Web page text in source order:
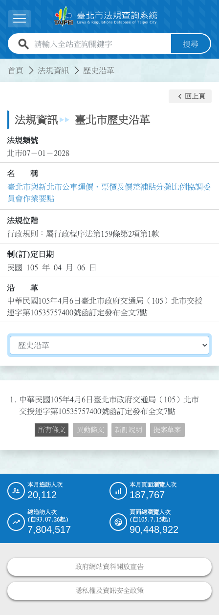
展開選單
全站查詢關鍵字欄位 搜尋
首頁 法規資訊 歷史沿革
法規資訊 臺北市歷史沿革
keyboard_arrow_left 回上頁
法規類號
北市07－01－2028
名 稱
臺北市與新北市公車運價、票價及價差補貼分攤比例協調委
員會作業要點
法規位階
行政規則：屬行政程序法第159條第2項第1款
制(訂)定日期
民國 105 年 04 月 06 日
沿 革
中華民國105年4月6日臺北市政府交通局（105）北市交授
運字第10535757400號函訂定發布全文7點
切換選擇法規資訊內容
1. 中華民國105年4月6日臺北市政府交通局（105）北市
交授運字第10535757400號函訂定發布全文7點
所有條文 異動條文 新訂說明 提案草案
::: 本月造訪人次
20,112
本月頁面瀏覽人次
187,767
總造訪人次
(自93.07.26起)
7,804,517
頁面總瀏覽人次
(自105.7.15起)
90,448,922
政府網站資料開放宣告
隱私權及資訊安全政策